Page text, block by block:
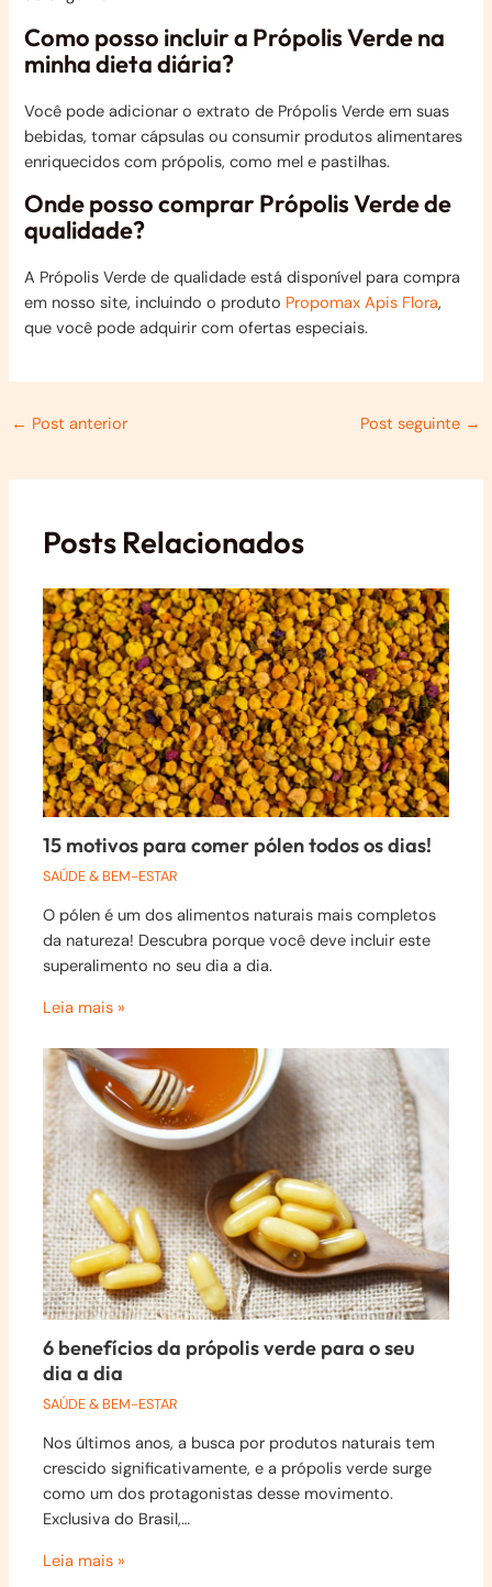
Como posso incluir a Própolis Verde na
minha dieta diária?
Você pode adicionar o extrato de Própolis Verde em suas
bebidas, tomar cápsulas ou consumir produtos alimentares
enriquecidos com própolis, como mel e pastilhas.
Onde posso comprar Própolis Verde de
qualidade?
A Própolis Verde de qualidade está disponível para compra
em nosso site, incluindo o produto Propomax Apis Flora,
que você pode adquirir com ofertas especiais.
Post
← Post anterior Post seguinte →
Posts Relacionados
15 motivos para comer pólen todos os dias!
SAÚDE & BEM-ESTAR
O pólen é um dos alimentos naturais mais completos
da natureza! Descubra porque você deve incluir este
superalimento no seu dia a dia.
Leia mais »
6 benefícios da própolis verde para o seu
dia a dia
SAÚDE & BEM-ESTAR
Nos últimos anos, a busca por produtos naturais tem
crescido significativamente, e a própolis verde surge
como um dos protagonistas desse movimento.
Exclusiva do Brasil,…
Leia mais »